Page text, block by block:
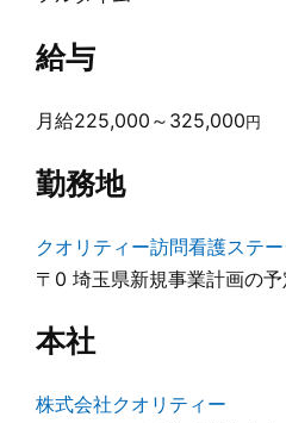
給与
月給225,000～325,000円
勤務地
クオリティー訪問看護ステ
〒0 埼玉県新規事業計画の
本社
株式会社クオリティー